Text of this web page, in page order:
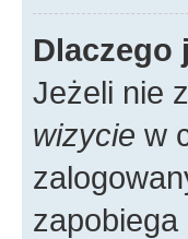
Dlaczego
Jeżeli nie
wizycie w